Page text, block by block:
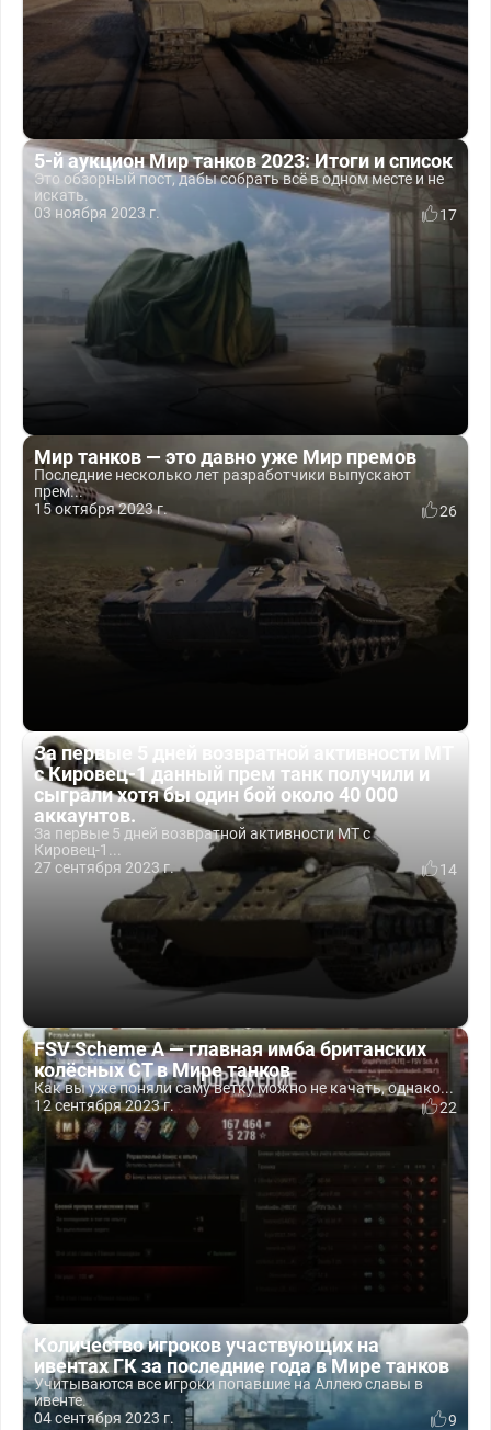
5-й аукцион Мир танков 2023: Итоги и список
Это обзорный пост, дабы собрать всё в одном месте и не
искать.
03 ноября 2023 г.
17
Мир танков — это давно уже Мир премов
Последние несколько лет разработчики выпускают
прем...
15 октября 2023 г.
26
За первые 5 дней возвратной активности МТ
с Кировец-1 данный прем танк получили и
сыграли хотя бы один бой около 40 000
аккаунтов.
За первые 5 дней возвратной активности МТ с
Кировец-1...
27 сентября 2023 г.
14
FSV Scheme A — главная имба британских
колёсных СТ в Мире танков
Как вы уже поняли саму ветку можно не качать, однако...
12 сентября 2023 г.
22
Количество игроков участвующих на
ивентах ГК за последние года в Мире танков
Учитываются все игроки попавшие на Аллею славы в
ивенте.
04 сентября 2023 г.
9